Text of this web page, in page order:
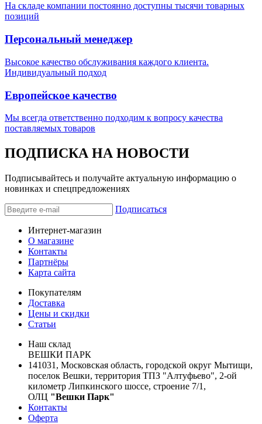
На складе компании постоянно доступны тысячи товарных
позиций
Персональный менеджер
Высокое качество обслуживания каждого клиента.
Индивидуальный подход
Европейское качество
Мы всегда ответственно подходим к вопросу качества
поставляемых товаров
ПОДПИСКА НА НОВОСТИ
Подписывайтесь и получайте актуальную информацию о
новинках и спецпредложениях
Подписаться
Интернет-магазин
О магазине
Контакты
Партнёры
Карта сайта
Покупателям
Доставка
Цены и скидки
Статьи
Наш склад
ВЕШКИ ПАРК
141031, Московская область, городской округ Мытищи,
поселок Вешки, территория ТПЗ "Алтуфьево", 2-ой
километр Липкинского шоссе, строение 7/1,
ОЛЦ "Вешки Парк"
Контакты
Оферта